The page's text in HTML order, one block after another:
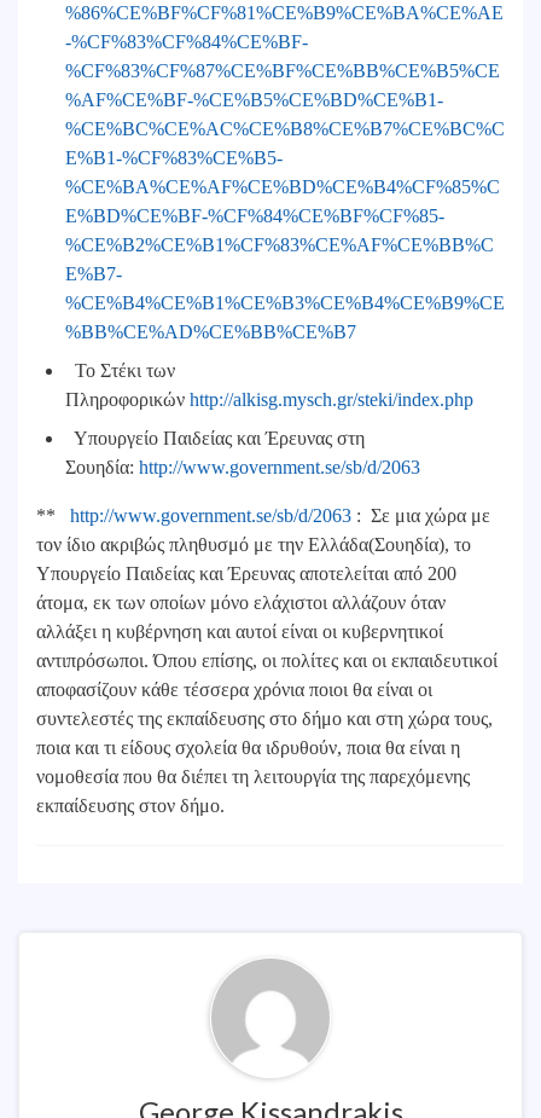
%86%CE%BF%CF%81%CE%B9%CE%BA%CE%AE
-%CF%83%CF%84%CE%BF-
%CF%83%CF%87%CE%BF%CE%BB%CE%B5%CE
%AF%CE%BF-%CE%B5%CE%BD%CE%B1-
%CE%BC%CE%AC%CE%B8%CE%B7%CE%BC%C
E%B1-%CF%83%CE%B5-
%CE%BA%CE%AF%CE%BD%CE%B4%CF%85%C
E%BD%CE%BF-%CF%84%CE%BF%CF%85-
%CE%B2%CE%B1%CF%83%CE%AF%CE%BB%C
E%B7-
%CE%B4%CE%B1%CE%B3%CE%B4%CE%B9%CE
%BB%CE%AD%CE%BB%CE%B7
Το Στέκι των
Πληροφορικών http://alkisg.mysch.gr/steki/index.php
Υπουργείο Παιδείας και Έρευνας στη
Σουηδία: http://www.government.se/sb/d/2063
** http://www.government.se/sb/d/2063 : Σε μια χώρα με
τον ίδιο ακριβώς πληθυσμό με την Ελλάδα(Σουηδία), το
Υπουργείο Παιδείας και Έρευνας αποτελείται από 200
άτομα, εκ των οποίων μόνο ελάχιστοι αλλάζουν όταν
αλλάξει η κυβέρνηση και αυτοί είναι οι κυβερνητικοί
αντιπρόσωποι. Όπου επίσης, οι πολίτες και οι εκπαιδευτικοί
αποφασίζουν κάθε τέσσερα χρόνια ποιοι θα είναι οι
συντελεστές της εκπαίδευσης στο δήμο και στη χώρα τους,
ποια και τι είδους σχολεία θα ιδρυθούν, ποια θα είναι η
νομοθεσία που θα διέπει τη λειτουργία της παρεχόμενης
εκπαίδευσης στον δήμο.
George Kissandrakis